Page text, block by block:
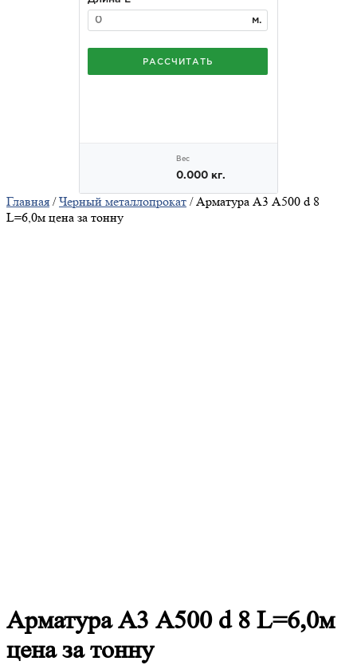
Главная /Черный металлопрокат / Арматура А3 А500 d 8
L=6,0м цена за тонну
АрматураА3 А500 d 8 L=6,0м
цена за тонну